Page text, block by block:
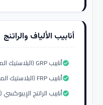
أنابيب الألياف والراتنج
أنابيب GRP (البلاستيك المقوى بالألياف الزجاجية)check_circle
أنابيب FRP (البلاستيك المقوى بالألياف الزجاجية)check_circle
أنابيب الراتنج الإيبوكسي (Epoxy Resin Pipes)check_circle